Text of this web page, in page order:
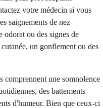
votre médecin si vous
saignements de nez
odorat ou des signes de
un gonflement ou des
comprennent une somnolence
des battements
d'humeur. Bien que ceux-ci